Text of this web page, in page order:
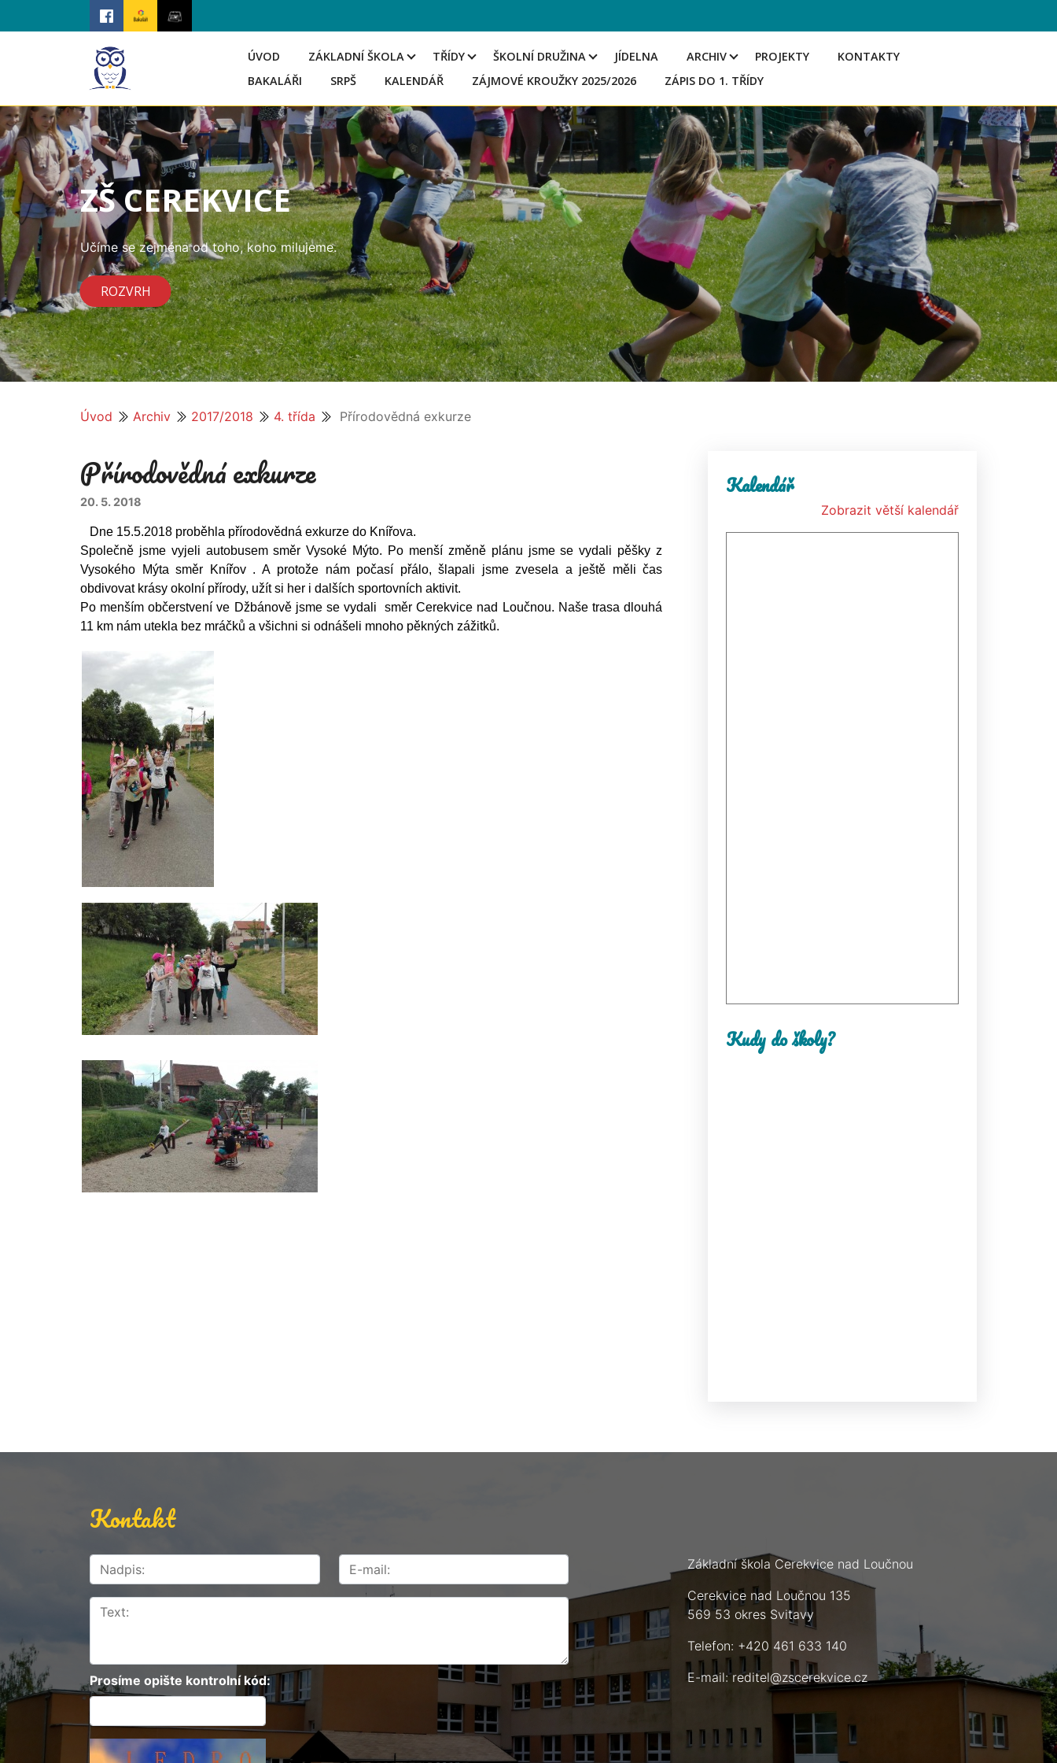
ÚVOD ZÁKLADNÍ ŠKOLA TŘÍDY ŠKOLNÍ DRUŽINA JÍDELNA ARCHIV PROJEKTY
KONTAKTY
BAKALÁŘI
SRPŠ KALENDÁŘ ZÁJMOVÉ KROUŽKY 2025/2026 ZÁPIS DO 1. TŘÍDY
ZŠ CEREKVICE
Učíme se zejména od toho, koho milujeme.
ROZVRH
Úvod Archiv 2017/2018 4. třída Přírodovědná exkurze
Přírodovědná exkurze
20. 5. 2018
Dne 15.5.2018 proběhla přírodovědná exkurze do Knířova.
Společně jsme vyjeli autobusem směr Vysoké Mýto. Po menší změně plánu jsme se vydali pěšky z
Vysokého Mýta směr Knířov . A protože nám počasí přálo, šlapali jsme zvesela a ještě měli čas
obdivovat krásy okolní přírody, užít si her i dalších sportovních aktivit.
Po menším občerstvení ve Džbánově jsme se vydali směr Cerekvice nad Loučnou. Naše trasa dlouhá
11 km nám utekla bez mráčků a všichni si odnášeli mnoho pěkných zážitků.
Kalendář
Zobrazit větší kalendář
Kudy do školy?
Kontakt
Prosíme opište kontrolní kód:
Základní škola Cerekvice nad Loučnou
Cerekvice nad Loučnou 135
569 53 okres Svitavy
Telefon: +420 461 633 140
E-mail:reditel@zscerekvice.cz